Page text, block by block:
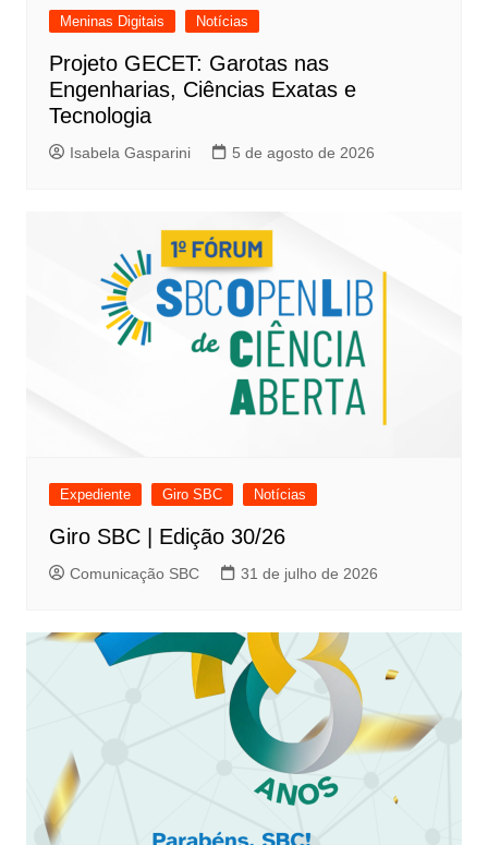
Meninas Digitais Notícias
Projeto GECET: Garotas nas
Engenharias, Ciências Exatas e
Tecnologia
Isabela Gasparini 5 de agosto de 2026
Expediente Giro SBC Notícias
Giro SBC | Edição 30/26
Comunicação SBC 31 de julho de 2026